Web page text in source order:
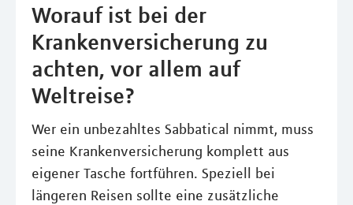
Worauf ist bei der
Krankenversicherung zu
achten, vor allem auf
Weltreise?
Wer ein unbezahltes Sabbatical nimmt, muss
seine Krankenversicherung komplett aus
eigener Tasche fortführen. Speziell bei
längeren Reisen sollte eine zusätzliche